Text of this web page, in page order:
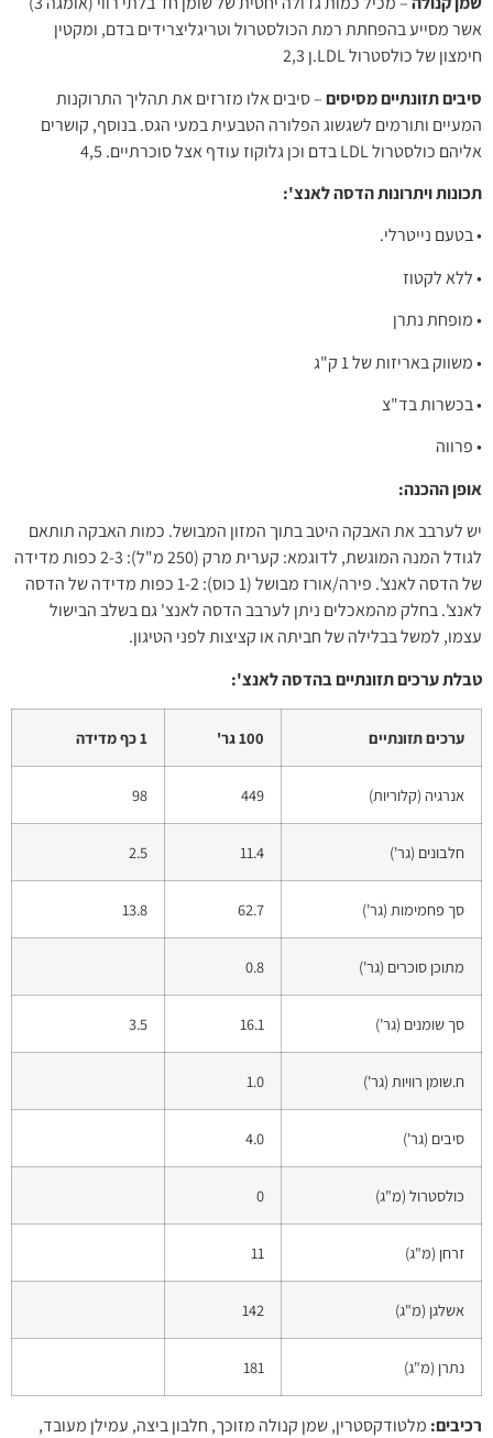
אשר מסייע בהפחתת רמת הכולסטרול וטריגליצרידים בדם, ומקטין
חימצון של כולסטרול LDL.ן 2,3
סיבים תזונתיים מסיסים– סיבים אלו מזרזים את תהליך התרוקנות
המעיים ותורמים לשגשוג הפלורה הטבעית במעי הגס. בנוסף, קושרים
אליהם כולסטרול LDL בדם וכן גלוקוז עודף אצל סוכרתיים. 4,5
תכונות ויתרונות הדסה לאנצ':
• בטעם נייטרלי.
• ללא לקטוז
• מופחת נתרן
• משווק באריזות של 1 ק"ג
• בכשרות בד"צ
• פרווה
אופן ההכנה:
יש לערבב את האבקה היטב בתוך המזון המבושל. כמות האבקה תותאם
לגודל המנה המוגשת, לדוגמא: קערית מרק (250 מ"ל): 2-3 כפות מדידה
של הדסה לאנצ'. פירה/אורז מבושל (1 כוס): 1-2 כפות מדידה של הדסה
לאנצ'. בחלק מהמאכלים ניתן לערבב הדסה לאנצ' גם בשלב הבישול
עצמו, למשל בבלילה של חביתה או קציצות לפני הטיגון.
טבלת ערכים תזונתיים בהדסה לאנצ':
ערכים תזונתיים 100 גר' 1 כף מדידה
אנרגיה (קלוריות) 449
98
חלבונים (גר') 11.4
2.5
סך פחמימות (גר') 62.7
13.8
מתוכן סוכרים (גר') 0.8
סך שומנים (גר') 16.1
3.5
ח.שומן רוויות (גר') 1.0
סיבים (גר') 4.0
כולסטרול (מ"ג) 0
זרחן (מ"ג) 11
אשלגן (מ"ג) 142
נתרן (מ"ג) 181
רכיבים: מלטודקסטרין, שמן קנולה מזוכך, חלבון ביצה, עמילן מעובד,